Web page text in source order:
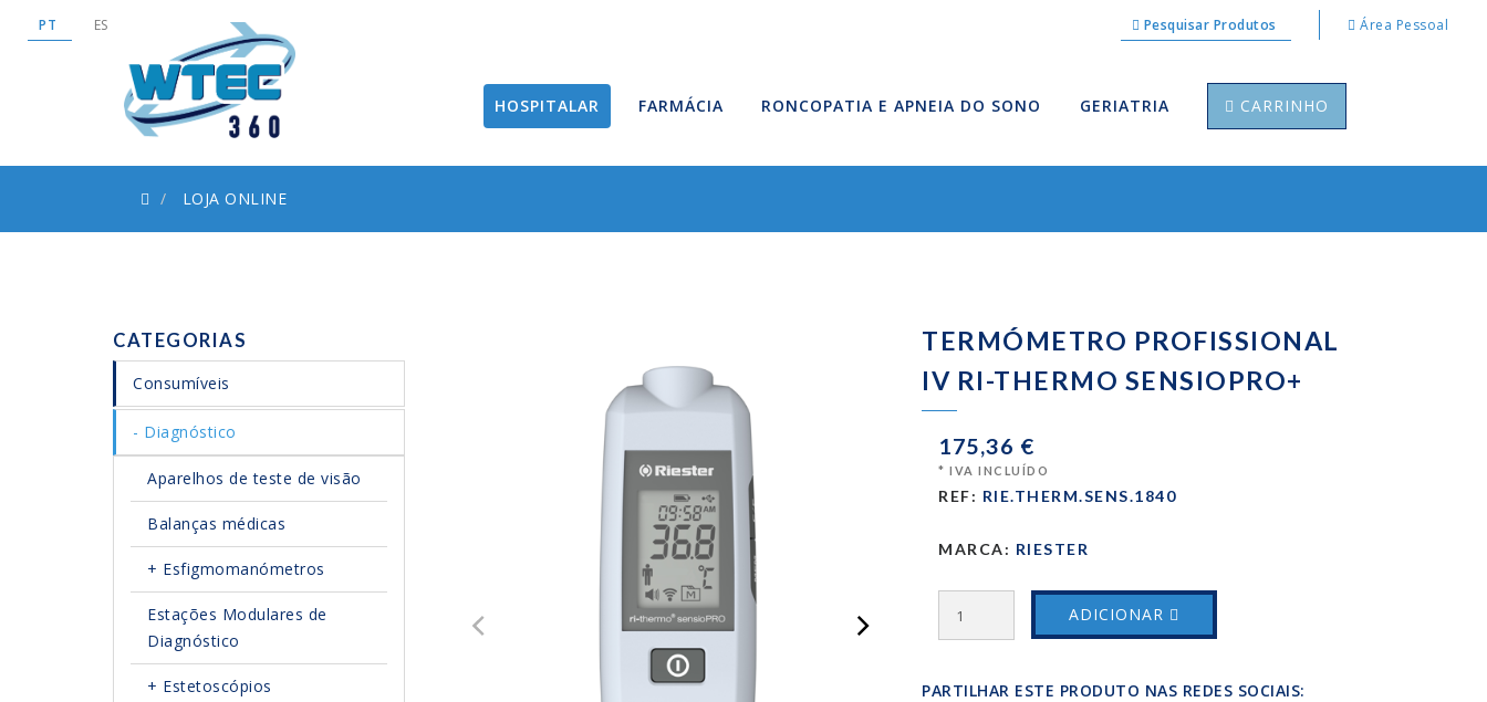
PT ES Pesquisar Produtos Área Pessoal
HOSPITALAR FARMÁCIA RONCOPATIA E APNEIA DO SONO GERIATRIA CARRINHO
LOJA ONLINE
CATEGORIAS
Consumíveis
Diagnóstico
Aparelhos de teste de visão
Balanças médicas
Esfigmomanómetros
Estações Modulares de
Diagnóstico
Estetoscópios
TERMÓMETRO PROFISSIONAL
IV RI-THERMO SENSIOPRO+
175,36 €
* IVA INCLUÍDO
REF: RIE.THERM.SENS.1840
MARCA: RIESTER
ADICIONAR
PARTILHAR ESTE PRODUTO NAS REDES SOCIAIS: